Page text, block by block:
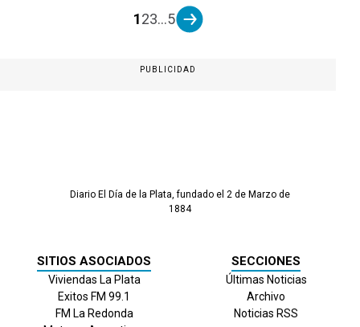
123...5
PUBLICIDAD
Diario El Día de la Plata, fundado el 2 de Marzo de
1884
SITIOS ASOCIADOS
Viviendas La Plata
Exitos FM 99.1
FM La Redonda
SECCIONES
Últimas Noticias
Archivo
Noticias RSS